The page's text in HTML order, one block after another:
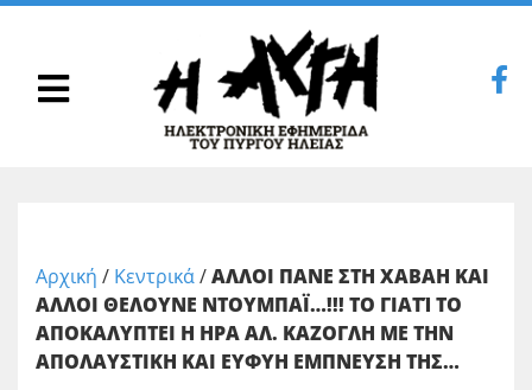
Αρχική / Κεντρικά/ΑΛΛΟΙ ΠΑΝΕ ΣΤΗ ΧΑΒΑΗ ΚΑΙ
ΑΛΛΟΙ ΘΕΛΟΥΝΕ ΝΤΟΥΜΠΑΪ…!!! ΤΟ ΓΙΑΤΊ ΤΟ
ΑΠΟΚΑΛΥΠΤΕΙ Η ΗΡΑ ΑΛ. ΚΑΖΟΓΛΗ ΜΕ ΤΗΝ
ΑΠΟΛΑΥΣΤΙΚΗ ΚΑΙ ΕΥΦΥΗ ΕΜΠΝΕΥΣΗ ΤΗΣ…